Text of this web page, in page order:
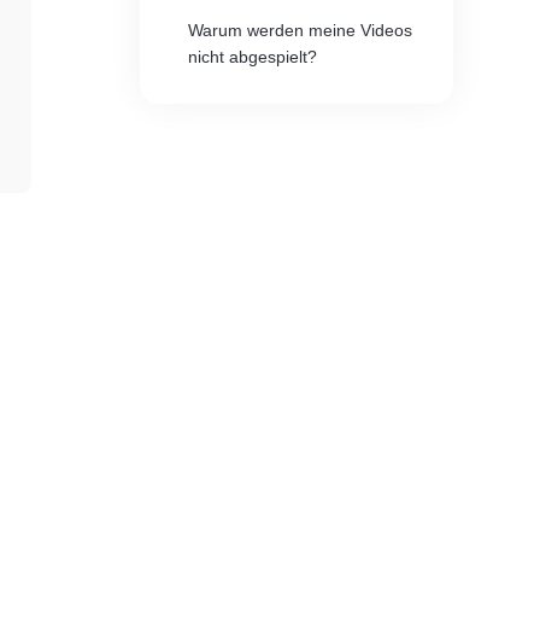
Warum werden meine Videos
nicht abgespielt?